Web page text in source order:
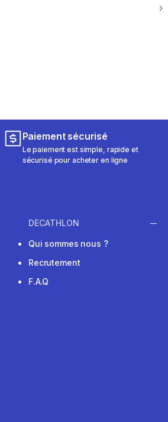
Paiement sécurisé
Le paiement est simple, rapide et
sécurisé pour acheter en ligne
DECATHLON
Qui sommes nous ?
Recrutement
F.A.Q